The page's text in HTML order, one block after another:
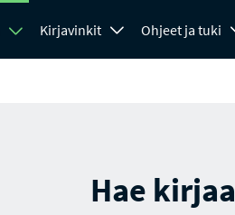
Kirjavinkit Ohjeet ja tuki
Hae kirjaa